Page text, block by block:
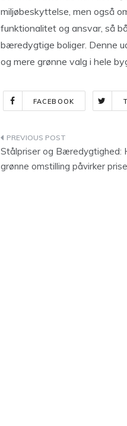
miljøbeskyttelse, men også
funktionalitet og ansvar, så
bæredygtige boliger. Denne
og mere grønne valg i hele
FACEBOOK
Indlægsnavigation
Stålpriser og Bæredygtighed:
grønne omstilling påvirker